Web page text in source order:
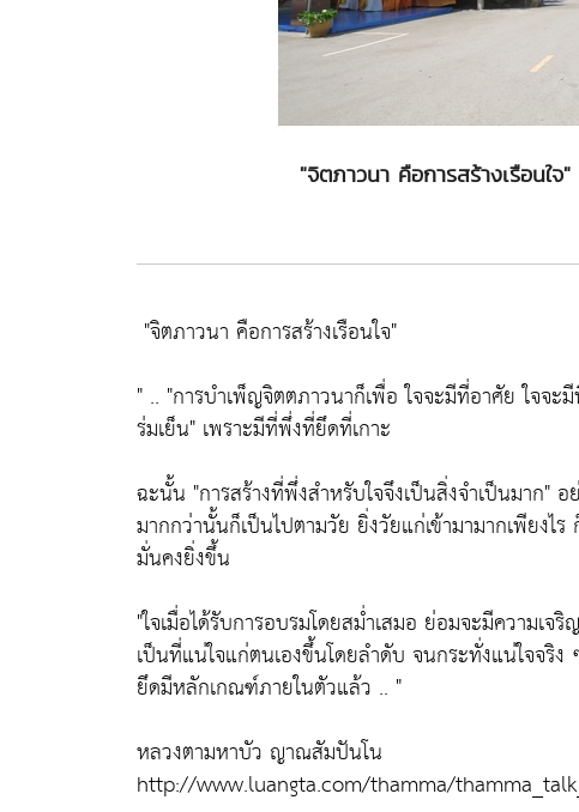
"จิตภาวนา คือการสร้างเรือน
"จิตภาวนา คือการสร้างเรือนใจ"
" .. "การบำเพ็ญจิตตภาวนาก็เพื่อ ใจจะมีที่อาศัย ใจจะ
ร่มเย็น" เพราะมีที่พึ่งที่ยึดที่เกาะ
ฉะนั้น "การสร้างที่พึ่งสำหรับใจจึงเป็นสิ่งจำเป็นมาก"อ
มากกว่านั้นก็เป็นไปตามวัย ยิ่งวัยแก่เข้ามามากเพียงไ
มั่นคงยิ่งขึ้น
"ใจเมื่อได้รับการอบรมโดยสม่ำเสมอ ย่อมจะมีความเ
เป็นที่แน่ใจแก่ตนเองขึ้นโดยลำดับ จนกระทั่งแน่ใจจริ
ยึดมีหลักเกณฑ์ภายในตัวแล้ว .. "
หลวงตามหาบัว ญาณสัมปันโน
http://www.luangta.com/thamma/